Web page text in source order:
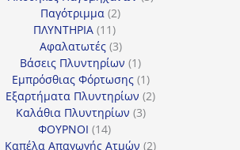
Παγότριμμα 22
ΠΛΥΝΤΗΡΙΑ 1111
προϊόντα
Αφαλατωτές 33
προϊόντα
Βάσεις Πλυντηρίων 11
προϊόν
Εμπρόσθιας Φόρτωσης 11
προϊόν
Εξαρτήματα Πλυντηρίων 22
Καλάθια Πλυντηρίων 33
ΦΟΥΡΝΟΙ 1414
προϊόντα
Καπέλα Απαγωγής Ατμών 22